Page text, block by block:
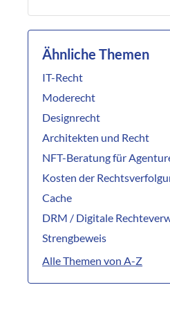
Ähnliche Themen
IT-Recht
Moderecht
Designrecht
Architekten und Recht
NFT-Beratung für
Kosten der
Cache
DRM / Digitale
Strengbeweis
Alle Themen von A-Z